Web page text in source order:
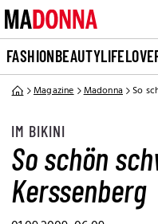
FASHIONBEAUTYLIFELOVE
Magazine Madonna So
IM BIKINI
So schön
Kerssenberg